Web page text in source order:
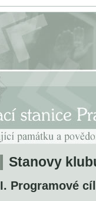
Stanovy
I. Programové